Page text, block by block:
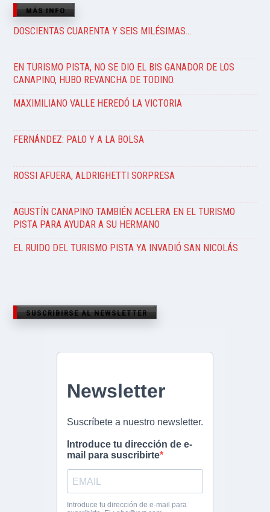
MÁS INFO
DOSCIENTAS CUARENTA Y SEIS MILÉSIMAS…
EN TURISMO PISTA, NO SE DIO EL BIS GANADOR DE LOS
CANAPINO, HUBO REVANCHA DE TODINO.
MAXIMILIANO VALLE HEREDÓ LA VICTORIA
FERNÁNDEZ: PALO Y A LA BOLSA
ROSSI AFUERA, ALDRIGHETTI SORPRESA
AGUSTÍN CANAPINO TAMBIÉN ACELERA EN EL TURISMO
PISTA PARA AYUDAR A SU HERMANO
EL RUIDO DEL TURISMO PISTA YA INVADIÓ SAN NICOLÁS
SUSCRIBIRSE AL NEWSLETTER